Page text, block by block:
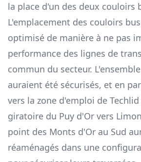
la place d'un des deux couloirs
L'emplacement des couloirs
optimisé de manière à ne pas
performance des lignes de
commun du secteur.
auraient été sécurisés, et en
vers la zone d'emploi de
giratoire du Puy d'Or vers
point des Monts d'Or au Sud
réaménagés dans une